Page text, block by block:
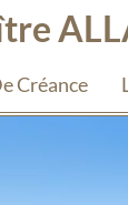
Créance